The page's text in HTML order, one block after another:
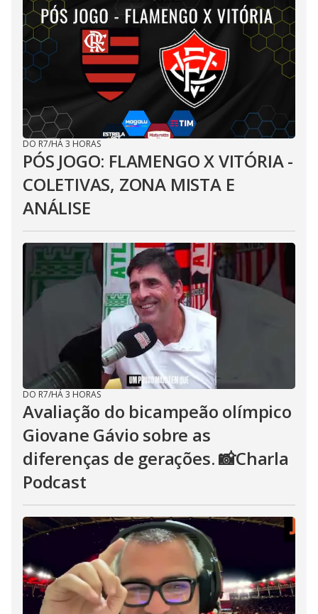
DO R7/HÁ 3 HORAS
PÓS JOGO: FLAMENGO X VITÓRIA -
COLETIVAS, ZONA MISTA E
ANÁLISE
DO R7/HÁ 3 HORAS
Avaliação do bicampeão olímpico
Giovane Gávio sobre as
diferenças de gerações. 📸Charla
Podcast